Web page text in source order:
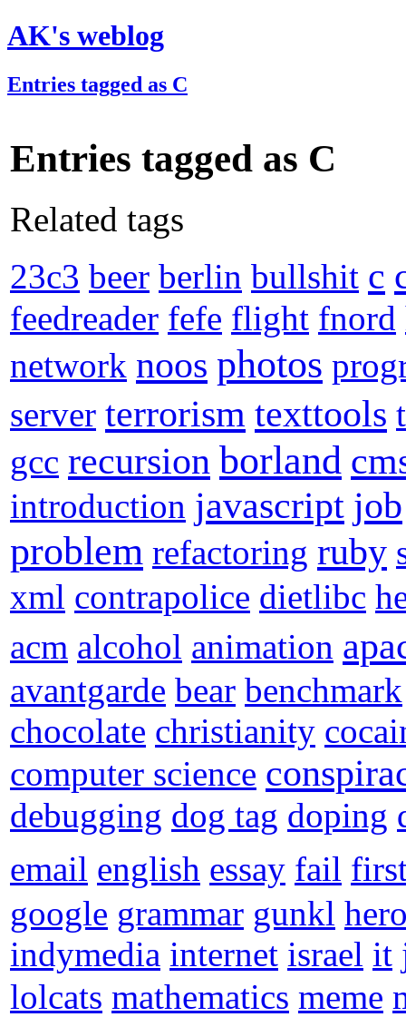
AK's weblog
Entries tagged as C
Entries tagged as C
Related tags
23c3 beer berlin bullshit c
feedreader fefe flight fnord
network noos photos
server terrorism texttools
gcc recursion borland
introduction javascript job
problem refactoring ruby
xml contrapolice dietlibc
acm alcohol animation
avantgarde bear benchmark
chocolate christianity
computer science
debugging dog tag doping
email english essay fail
google grammar gunkl
indymedia internet israel it
lolcats mathematics meme